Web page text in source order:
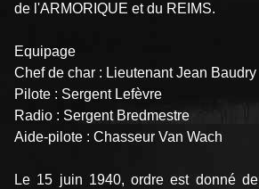
de l'ARMORIQUE et du REIMS.
Equipage
Chef de char : Lieutenant Jean Baudry
Pilote : Sergent Lefèvre
Radio : Sergent Bredmestre
Aide-pilote : Chasseur Van Wach
Le 15 juin 1940, ordre est donné